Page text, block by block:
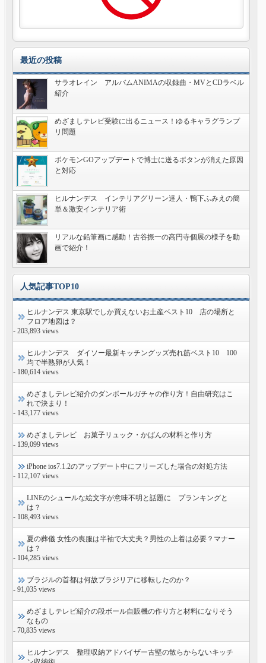
最近の投稿
サラオレイン アルバムANIMAの収録曲・MVとCDラベル
紹介
めざましテレビ受験に出るニュース！ゆるキャラグランプ
リ問題
ポケモンGOアップデートで博士に送るボタンが消えた原因
と対応
ヒルナンデス インテリアグリーン達人・鴨下ふみえの簡
単＆激安インテリア術
リアルな鉛筆画に感動！古谷振一の高円寺個展の様子を動
画で紹介！
人気記事TOP10
ヒルナンデス 東京駅でしか買えないお土産ベスト10 店の場所と
フロア地図は？
- 203,893 views
ヒルナンデス ダイソー最新キッチングッズ売れ筋ベスト10 100
均で半熟卵が人気！
- 180,614 views
めざましテレビ紹介のダンボールガチャの作り方！自由研究はこ
れで決まり！
- 143,177 views
めざましテレビ お菓子リュック・かばんの材料と作り方
- 139,099 views
iPhone ios7.1.2のアップデート中にフリーズした場合の対処方法
- 112,107 views
LINEのシュールな絵文字が意味不明と話題に プランキングと
は？
- 108,493 views
夏の葬儀 女性の喪服は半袖で大丈夫？男性の上着は必要？マナー
は？
- 104,285 views
ブラジルの首都は何故ブラジリアに移転したのか？
- 91,035 views
めざましテレビ紹介の段ボール自販機の作り方と材料になりそう
なもの
- 70,835 views
ヒルナンデス 整理収納アドバイザー古堅の散らからないキッチ